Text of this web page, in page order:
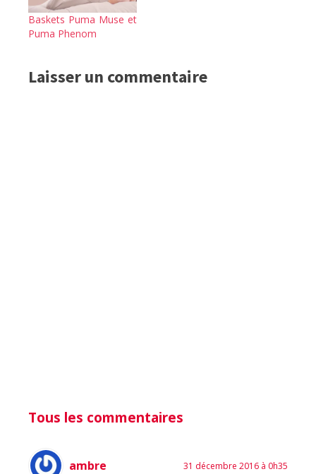
Baskets Puma Muse et
Puma Phenom
Laisser un commentaire
Tous les commentaires
ambre 31 décembre 2016 à 0h35